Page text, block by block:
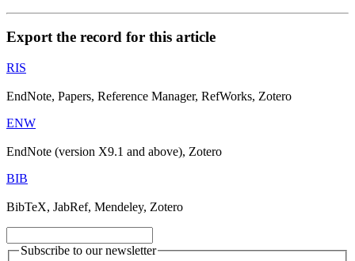
Export the record for this article
RIS
EndNote, Papers, Reference Manager, RefWorks, Zotero
ENW
EndNote (version X9.1 and above), Zotero
BIB
BibTeX, JabRef, Mendeley, Zotero
Subscribe to our newsletter